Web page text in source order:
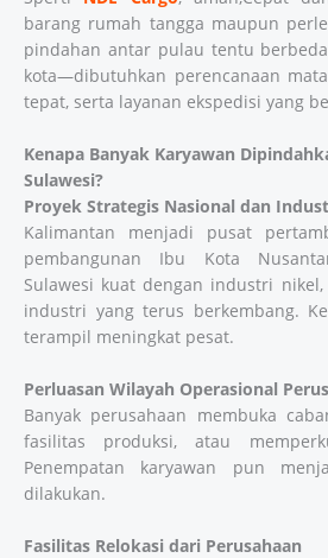
barang rumah tangga maupun
pindahan antar pulau tentu
kota—dibutuhkan perencanaan
tepat, serta layanan ekspedisi yang
Kenapa Banyak Karyawan
Sulawesi?
Proyek Strategis Nasional dan
Kalimantan menjadi pusat
pembangunan Ibu Kota
Sulawesi kuat dengan industri
industri yang terus berkembang.
terampil meningkat pesat.
Perluasan Wilayah Operasional
Banyak perusahaan membuka
fasilitas produksi, atau
Penempatan karyawan pun
dilakukan.
Fasilitas Relokasi dari Perusahaan